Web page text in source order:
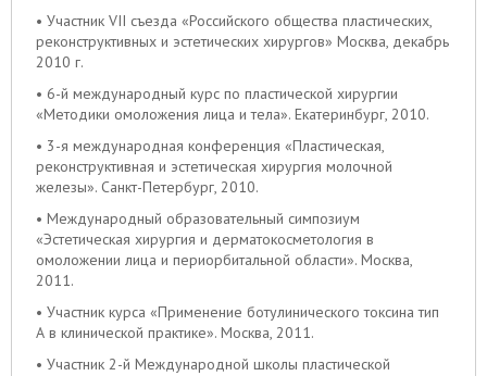
• Участник VII съезда «Российского общества пластических,
реконструктивных и эстетических хирургов» Москва, декабрь
2010 г.
• 6-й международный курс по пластической хирургии
«Методики омоложения лица и тела». Екатеринбург, 2010.
• 3-я международная конференция «Пластическая,
реконструктивная и эстетическая хирургия молочной
железы». Санкт-Петербург, 2010.
• Международный образовательный симпозиум
«Эстетическая хирургия и дерматокосметология в
омоложении лица и периорбитальной области». Москва,
2011.
• Участник курса «Применение ботулинического токсина тип
А в клинической практике». Москва, 2011.
• Участник 2-й Международной школы пластической